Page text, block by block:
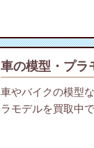
車の模型・プラ
車やバイクの模型
ラモデルを買取中